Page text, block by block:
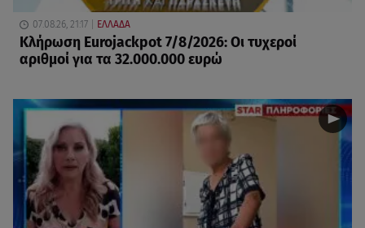
07.08.26, 21:17 ΕΛΛΑΔΑ
Κλήρωση Eurojackpot 7/8/2026: Οι τυχεροί
αριθμοί για τα 32.000.000 ευρώ